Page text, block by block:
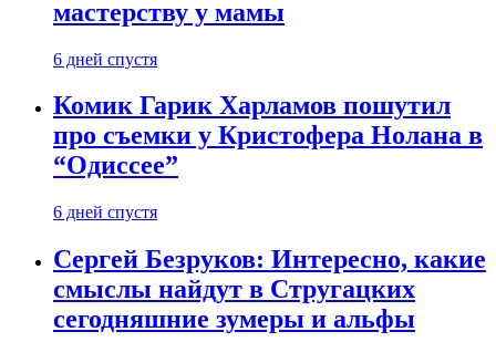
мастерству у мамы
6 дней спустя
Комик Гарик Харламов пошутил
про съемки у Кристофера Нолана в
“Одиссее”
6 дней спустя
Сергей Безруков: Интересно, какие
смыслы найдут в Стругацких
сегодняшние зумеры и альфы